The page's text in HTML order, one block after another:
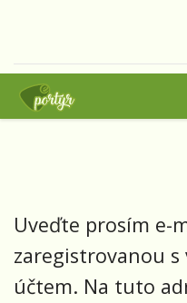
Uveďte prosím e-
zaregistrovanou
účtem. Na tuto